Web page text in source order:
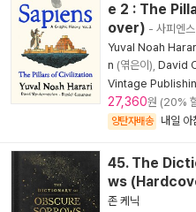
e 2 : The
over) - 사피엔
Yuval Noah
n (엮은이), David
Vintage
27,360원 (20%
양탄자배송 내일 아
45. The
ws
존 케닉